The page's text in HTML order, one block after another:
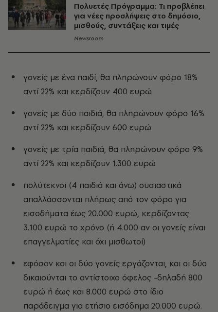
Πολυετές Πρόγραμμα: Τι προβλέπει
για νέες προσλήψεις στο δημόσιο,
μισθούς, συντάξεις και τιμές
Newsroom
γονείς με ένα παιδί, θα πληρώνουν φόρο 18%
αντί 22% και κερδίζουν 400 ευρώ
γονείς με δύο παιδιά, θα πληρώνουν φόρο 16%
αντί 22% και κερδίζουν 600 ευρώ
γονείς με τρία παιδιά, θα πληρώνουν φόρο 9%
αντί 22% και κερδίζουν 1.300 ευρώ
πολύτεκνοι (4 παιδιά και άνω) ουσιαστικά
απαλλάσσονται πλήρως από τον φόρο για
εισοδήματα έως 20.000 ευρώ, κερδίζοντας
3.100 ευρώ το χρόνο (ή 4.000 αν οι γονείς είναι
επαγγελματίες και όχι μισθωτοί)
εφόσον και οι δύο γονείς εργάζονται, και οι δύο
δικαιούνται το αντίστοιχο όφελος -δηλαδή 800
ευρώ ή έως και 8.000 ευρώ στο ίδιο
παράδειγμα για ετήσιο εισόδημα 20.000 ευρώ.